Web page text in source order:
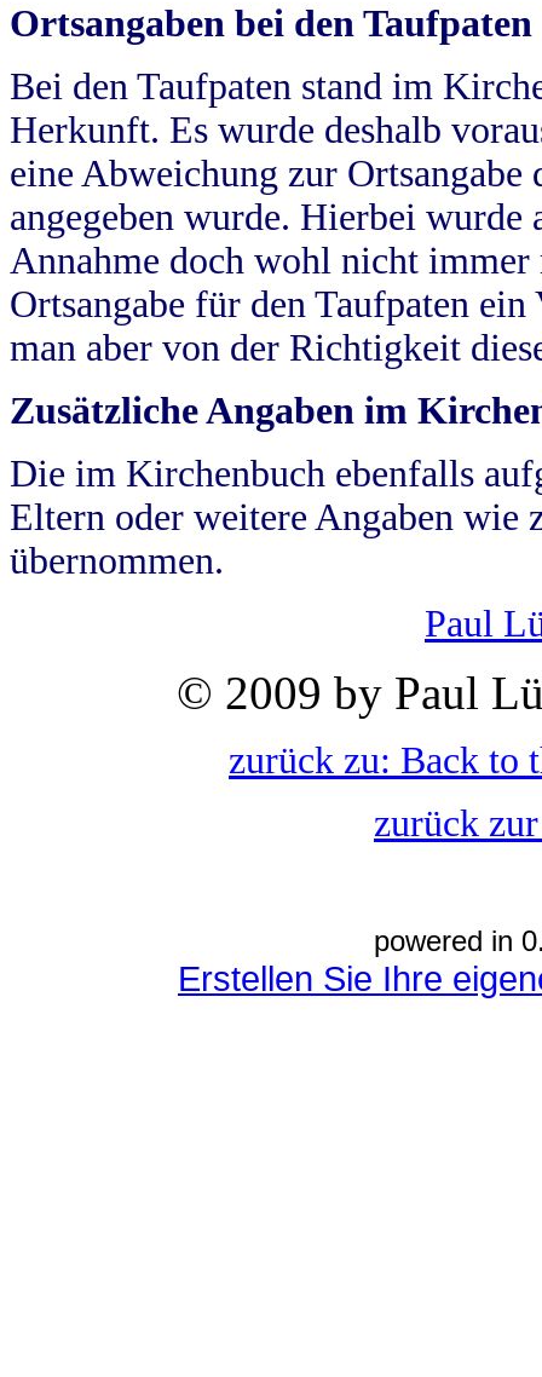
Ortsangaben bei den Taufpaten
Bei den Taufpaten stand im
Herkunft. Es wurde deshalb
eine Abweichung zur
angegeben wurde. Hierbei wurde
Annahme doch wohl nicht
Ortsangabe für den Taufpaten
man aber von der Richtigkeit
Zusätzliche Angaben im
Die im Kirchenbuch ebenfalls
Eltern oder weitere Angaben wie
übernommen.
Paul
© 2009 by Paul
zurück zu: Back to
zurück
powered in
Erstellen Sie Ihre